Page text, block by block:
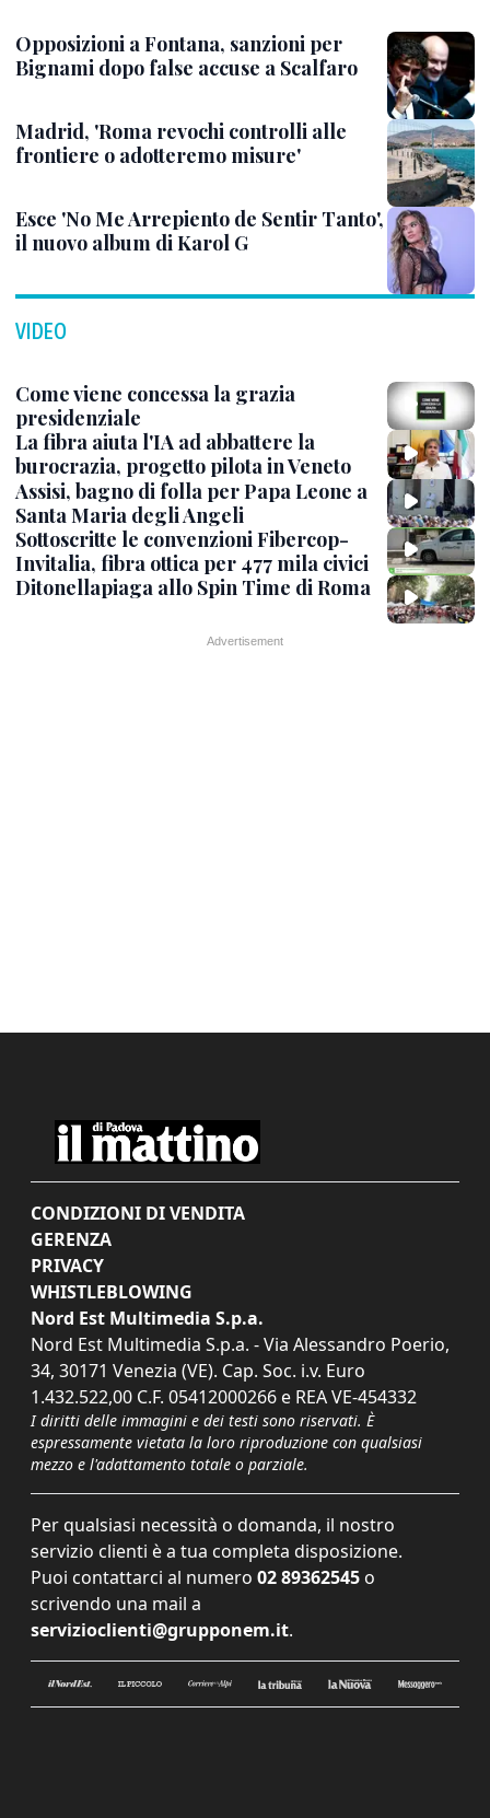
Opposizioni a Fontana, sanzioni per
Bignami dopo false accuse a Scalfaro
Madrid, 'Roma revochi controlli alle
frontiere o adotteremo misure'
Esce 'No Me Arrepiento de Sentir Tanto',
il nuovo album di Karol G
VIDEO
Come viene concessa la grazia
presidenziale
La fibra aiuta l'IA ad abbattere la
burocrazia, progetto pilota in Veneto
Assisi, bagno di folla per Papa Leone a
Santa Maria degli Angeli
Sottoscritte le convenzioni Fibercop-
Invitalia, fibra ottica per 477 mila civici
Ditonellapiaga allo Spin Time di Roma
CONDIZIONI DI VENDITA
GERENZA
PRIVACY
WHISTLEBLOWING
Nord Est Multimedia S.p.a.
Nord Est Multimedia S.p.a. - Via Alessandro Poerio,
34, 30171 Venezia (VE). Cap. Soc. i.v. Euro
1.432.522,00 C.F. 05412000266 e REA VE-454332
I diritti delle immagini e dei testi sono riservati. È
espressamente vietata la loro riproduzione con qualsiasi
mezzo e l'adattamento totale o parziale.
Per qualsiasi necessità o domanda, il nostro
servizio clienti è a tua completa disposizione.
Puoi contattarci al numero 02 89362545 o
scrivendo una mail a
servizioclienti@grupponem.it.